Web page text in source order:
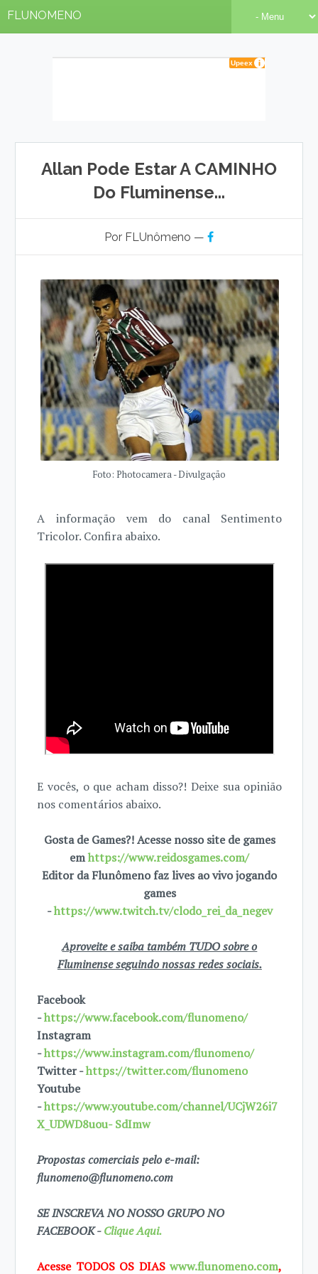
FLUNOMENO
Allan Pode Estar A CAMINHO
Do Fluminense...
Por FLUnômeno —
Foto: Photocamera - Divulgação
A informação vem do canal Sentimento
Tricolor. Confira abaixo.
E vocês, o que acham disso?! Deixe sua opinião
nos comentários abaixo.
Gosta de Games?! Acesse nosso site de games
emhttps://www.reidosgames.com/
Editor da Flunômeno faz lives ao vivo jogando
games
-https://www.twitch.tv/clodo_rei_da_negev
Aproveite e saiba também TUDO sobre o
Fluminense seguindo nossas redes sociais.
Facebook
-https://www.facebook.com/flunomeno/
Instagram
-https://www.instagram.com/flunomeno/
Twitter -https://twitter.com/flunomeno
Youtube
-https://www.youtube.com/channel/UCjW26i7
X_UDWD8uou- SdImw
Propostas comerciais pelo e-mail:
flunomeno@flunomeno.com
SE INSCREVA NO NOSSO GRUPO NO
FACEBOOK -Clique Aqui.
Acesse TODOS OS DIASwww.flunomeno.com,